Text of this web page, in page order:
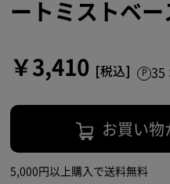
ートミストベー
￥3,410 35
お買い物
5,000円以上購入で送料無料